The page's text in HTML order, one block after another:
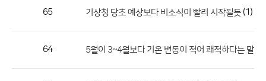
65 기상청 당초 예상보다 비소식이 빨리 시작될듯 (1)
64 5월이 3~4월보다 기온 변동이 적어 쾌적하다는 말은